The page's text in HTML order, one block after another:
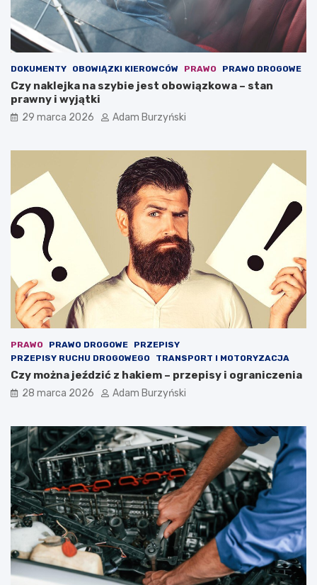
h
o
w
ć
?
c
w
a
s
z
t
a
c
o
d
y
DOKUMENTY OBOWIĄZKI KIEROWCÓW PRAWO PRAWO DROGOWE
Czy naklejka na szybie jest obowiązkowa – stan
prawny i wyjątki
29 marca 2026 Adam Burzyński
PRAWO PRAWO DROGOWE
PRZEPISY
PRZEPISY RUCHU DROGOWEGO
TRANSPORT I MOTORYZACJA
Czy można jeździć z hakiem – przepisy i ograniczenia
28 marca 2026 Adam Burzyński